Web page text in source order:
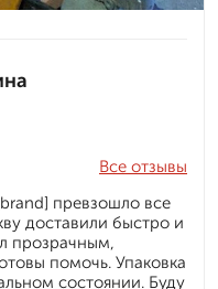
Все отзывы
превзошло все
доставили быстро и
прозрачным,
помочь. Упаковка
состоянии. Буду